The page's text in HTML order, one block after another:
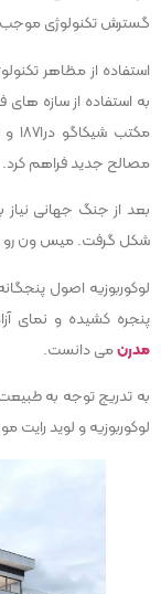
گسترش تکنولوژی
استفاده از مظاهر
به استفاده از سازه
مصالح جدید فراهم کرد.
بعد از جنگ جهانی
شکل گرفت. میس ون رو و
لوکوربوزیه اصول
پنجره کشیده و نمای
مدرنمی دانست.
به تدریج توجه به
لوکوربوزیه و لوید